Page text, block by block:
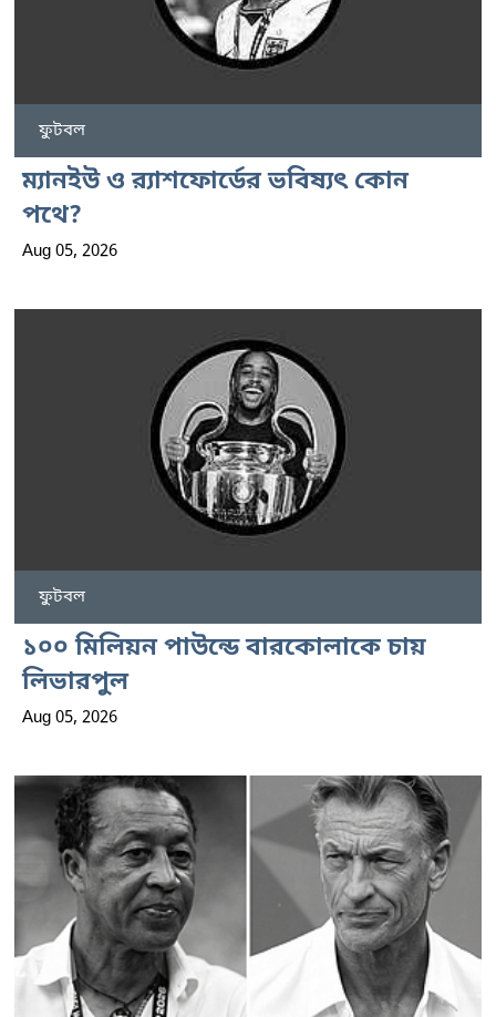
ফুটবল
ম্যানইউ ও র‍্যাশফোর্ডের ভবিষ্যৎ কোন
পথে?
Aug 05, 2026
ফুটবল
১০০ মিলিয়ন পাউন্ডে বারকোলাকে চায়
লিভারপুল
Aug 05, 2026